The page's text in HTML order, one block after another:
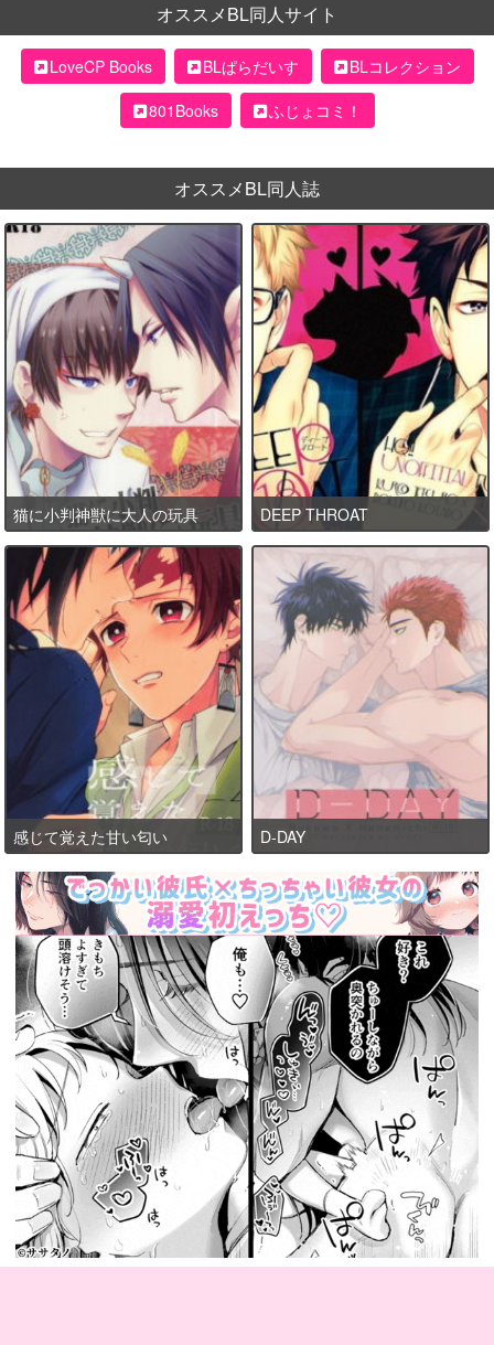
オススメBL同人サイト
LoveCP Books BLぱらだいす
BLコレクション
801Books
ふじょコミ！
オススメBL同人誌
猫に小判神獣に大人の玩具 DEEP THROAT
感じて覚えた甘い匂い D-DAY